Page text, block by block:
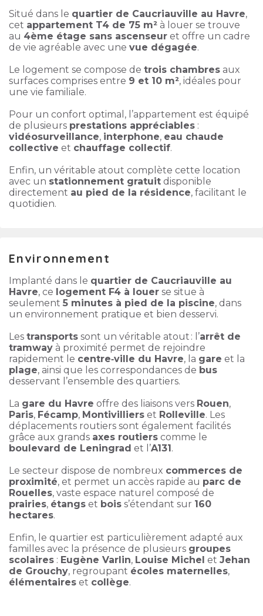
Situé dans le quartier de Caucriauville au Havre,
cet appartement T4 de 75 m² à louer se trouve
au 4ème étage sans ascenseur et offre un cadre
de vie agréable avec une vue dégagée.
Le logement se compose de trois chambres aux
surfaces comprises entre 9 et 10 m², idéales pour
une vie familiale.
Pour un confort optimal, l’appartement est équipé
de plusieurs prestations appréciables :
vidéosurveillance, interphone, eau chaude
collective et chauffage collectif.
Enfin, un véritable atout complète cette location
avec un stationnement gratuit disponible
directement au pied de la résidence, facilitant le
quotidien.
Environnement
Implanté dans le quartier de Caucriauville au
Havre, ce logement F4 à louer se situe à
seulement 5 minutes à pied de la piscine, dans
un environnement pratique et bien desservi.
Les transports sont un véritable atout : l’arrêt de
tramway à proximité permet de rejoindre
rapidement le centre‑ville du Havre, la gare et la
plage, ainsi que les correspondances de bus
desservant l’ensemble des quartiers.
La gare du Havre offre des liaisons vers Rouen,
Paris, Fécamp, Montivilliers et Rolleville. Les
déplacements routiers sont également facilités
grâce aux grands axes routiers comme le
boulevard de Leningrad et l’A131 .
Le secteur dispose de nombreux commerces de
proximité, et permet un accès rapide au parc de
Rouelles, vaste espace naturel composé de
prairies, étangs et bois s’étendant sur 160
hectares.
Enfin, le quartier est particulièrement adapté aux
familles avec la présence de plusieurs groupes
scolaires : Eugène Varlin, Louise Michel et Jehan
de Grouchy, regroupant écoles maternelles,
élémentaires et collège.